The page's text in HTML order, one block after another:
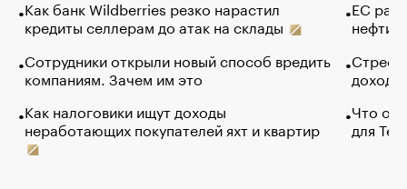
Как банк Wildberries резко нарастил
кредиты селлерам до атак на склады
Сотрудники открыли новый способ вредить
компаниям. Зачем им это
Как налоговики ищут доходы
неработающих покупателей яхт и квартир
ЕС
нефти
Что
для